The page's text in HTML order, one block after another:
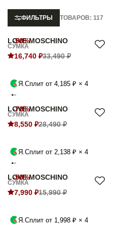
ФИЛЬТРЫ ТОВАРОВ: 117
-50%
LOVE MOSCHINO
СУМКА
16,740 ₽33,490 ₽
Я.Сплит от 4,185 ₽ × 4
-70%
LOVE MOSCHINO
СУМКА
8,550 ₽28,490 ₽
Я.Сплит от 2,138 ₽ × 4
-50%
LOVE MOSCHINO
СУМКА
7,990 ₽15,990 ₽
Я.Сплит от 1,998 ₽ × 4